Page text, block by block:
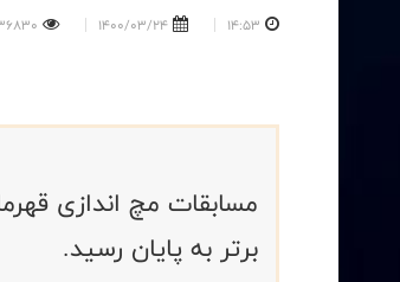
14:53
1400/03/24
مسابقات مچ اندازی
برتر به پایان رسید.